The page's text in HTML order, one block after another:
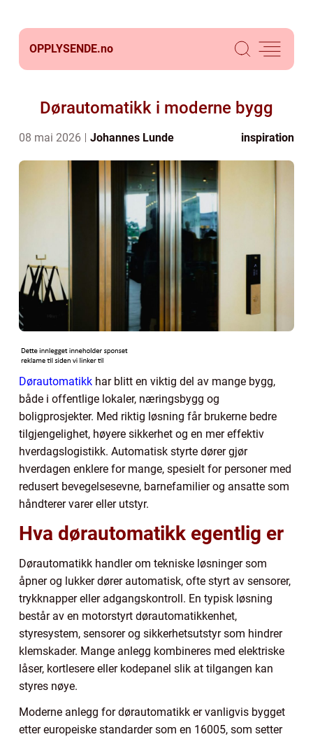
OPPLYSENDE.no
Dørautomatikk i moderne bygg
08 mai 2026 Johannes Lunde inspiration
Dørautomatikk har blitt en viktig del av mange bygg,
både i offentlige lokaler, næringsbygg og
boligprosjekter. Med riktig løsning får brukerne bedre
tilgjengelighet, høyere sikkerhet og en mer effektiv
hverdagslogistikk. Automatisk styrte dører gjør
hverdagen enklere for mange, spesielt for personer med
redusert bevegelsesevne, barnefamilier og ansatte som
håndterer varer eller utstyr.
Hva dørautomatikk egentlig er
Dørautomatikk handler om tekniske løsninger som
åpner og lukker dører automatisk, ofte styrt av sensorer,
trykknapper eller adgangskontroll. En typisk løsning
består av en motorstyrt dørautomatikkenhet,
styresystem, sensorer og sikkerhetsutstyr som hindrer
klemskader. Mange anlegg kombineres med elektriske
låser, kortlesere eller kodepanel slik at tilgangen kan
styres nøye.
Moderne anlegg for dørautomatikk er vanligvis bygget
etter europeiske standarder som en 16005, som setter